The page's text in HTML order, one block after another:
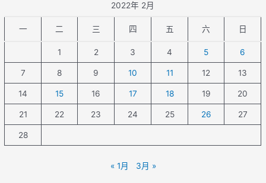
2022年 2月
一 二 三 四 五 六 日
1 2 3 4 5 6
7 8 9 10 11 12 13
14 15 16 17 18 19 20
21 22 23 24 25 26 27
28
« 1月 3月 »